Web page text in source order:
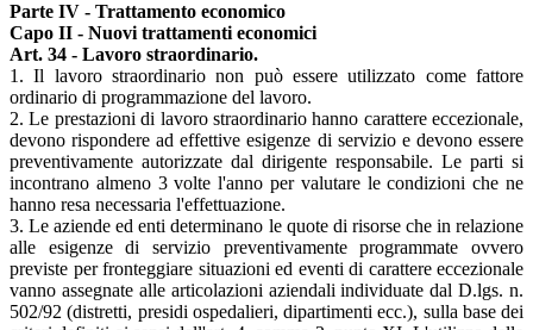
Parte IV - Trattamento economico
Capo II - Nuovi trattamenti economici
Art. 34 - Lavoro straordinario.
1. Il lavoro straordinario non può essere utilizzato come fattore
ordinario di programmazione del lavoro.
2. Le prestazioni di lavoro straordinario hanno carattere eccezionale,
devono rispondere ad effettive esigenze di servizio e devono essere
preventivamente autorizzate dal dirigente responsabile. Le parti si
incontrano almeno 3 volte l'anno per valutare le condizioni che ne
hanno resa necessaria l'effettuazione.
3. Le aziende ed enti determinano le quote di risorse che in relazione
alle esigenze di servizio preventivamente programmate ovvero
previste per fronteggiare situazioni ed eventi di carattere eccezionale
vanno assegnate alle articolazioni aziendali individuate dal D.lgs. n.
502/92 (distretti, presidi ospedalieri, dipartimenti ecc.), sulla base dei